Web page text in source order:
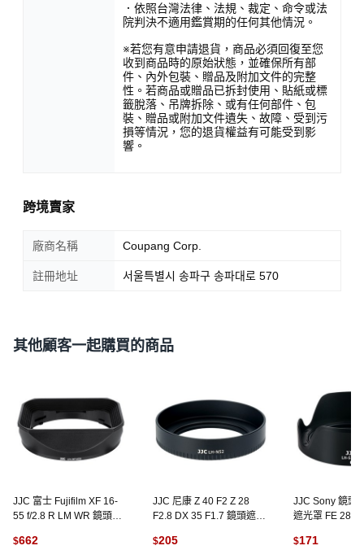
．依照台灣法律、法規、裁定、命令或法
院判決不適用鑑賞期的任何其他情況。
※若您有意申請退貨，商品必須回復至您
收到商品時的原始狀態，並確保所有部
件、內外包裝、贈品及附加文件的完整
性。若商品或贈品已拆封使用、貼紙或標
籤脫落、吊牌拆除、或有任何部件、包
裝、贈品或附加文件遺失、故障、受到污
損等情況，您的退貨權益有可能受到影
響。
跨境賣家
廠商名稱 Coupang Corp.
註冊地址 서울특별시 송파구 송파대로 570
其他顧客一起購買的商品
JJC 富士 Fujifilm XF 16-
55 f/2.8 R LM WR 鏡頭方
JXF1655
$662
JJC 尼康 Z 40 F2 Z 28
F2.8 DX 35 F1.7 鏡頭遮光
$205
JJC Sony 鏡頭
遮光罩 FE 28-
$171